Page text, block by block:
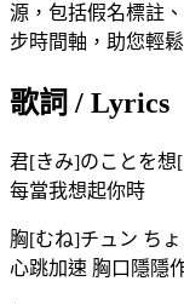
源，包括假名標註
步時間軸，助您輕
歌詞 / Lyrics
君[きみ]のことを想
每當我想起你時
胸[むね]チュン ち
心跳加速 胸口隱隱